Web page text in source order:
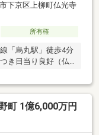
下京区上柳町仏光寺
所有権
「烏丸駅」徒歩4分
き日当り良好（仏
町 1億6,000万円